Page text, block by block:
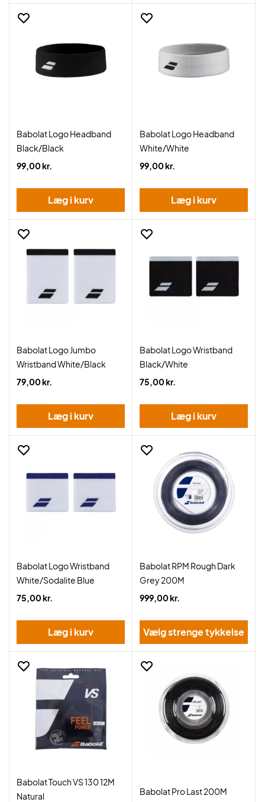
Babolat Logo Headband
Black/Black
99,00 kr.
Læg i kurv
Babolat Logo Headband
White/White
99,00 kr.
Læg i kurv
Babolat Logo Jumbo
Wristband White/Black
79,00 kr.
Læg i kurv
Babolat Logo Wristband
Black/White
75,00 kr.
Læg i kurv
Babolat Logo Wristband
White/Sodalite Blue
75,00 kr.
Læg i kurv
Babolat RPM Rough Dark
Grey 200M
999,00 kr.
Vælg strenge tykkelse
Babolat Touch VS 130 12M
Natural
Babolat Pro Last 200M